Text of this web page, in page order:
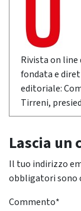
Rivista on
fondata e
editoriale:
Tirreni,
Lascia un
Il tuo indirizzo
obbligatori sono
Commento*